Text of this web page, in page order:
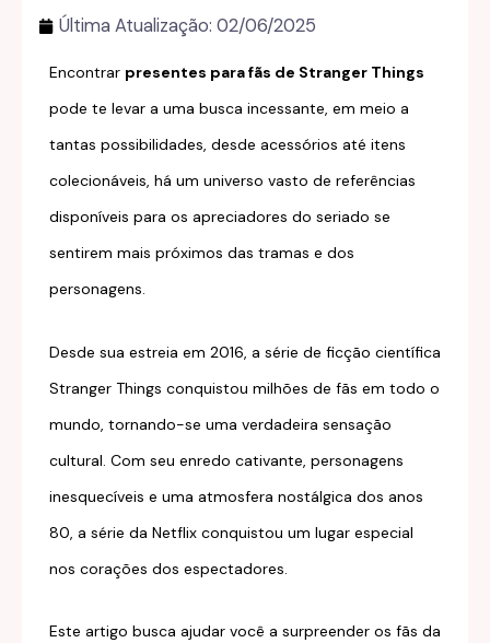
Última Atualização: 02/06/2025
Encontrar presentes para fãs de Stranger Things
pode te levar a uma busca incessante, em meio a
tantas possibilidades, desde acessórios até itens
colecionáveis, há um universo vasto de referências
disponíveis para os apreciadores do seriado se
sentirem mais próximos das tramas e dos
personagens.
Desde sua estreia em 2016, a série de ficção científica
Stranger Things conquistou milhões de fãs em todo o
mundo, tornando-se uma verdadeira sensação
cultural. Com seu enredo cativante, personagens
inesquecíveis e uma atmosfera nostálgica dos anos
80, a série da Netflix conquistou um lugar especial
nos corações dos espectadores.
Este artigo busca ajudar você a surpreender os fãs da